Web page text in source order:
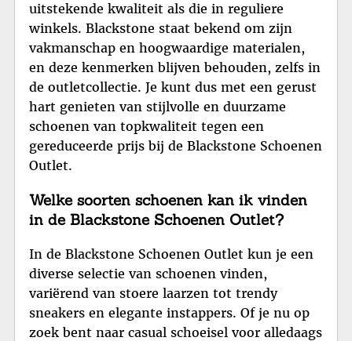
uitstekende kwaliteit als die in reguliere
winkels. Blackstone staat bekend om zijn
vakmanschap en hoogwaardige materialen,
en deze kenmerken blijven behouden, zelfs in
de outletcollectie. Je kunt dus met een gerust
hart genieten van stijlvolle en duurzame
schoenen van topkwaliteit tegen een
gereduceerde prijs bij de Blackstone Schoenen
Outlet.
Welke soorten schoenen kan ik vinden
in de Blackstone Schoenen Outlet?
In de Blackstone Schoenen Outlet kun je een
diverse selectie van schoenen vinden,
variërend van stoere laarzen tot trendy
sneakers en elegante instappers. Of je nu op
zoek bent naar casual schoeisel voor alledaags